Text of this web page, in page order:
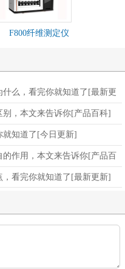
F800纤维测定仪
么，看完你就知道了[最新更
，本文来告诉你[产品百科]
就知道了[今日更新]
作用，本文来告诉你[产品百
看完你就知道了[最新更新]